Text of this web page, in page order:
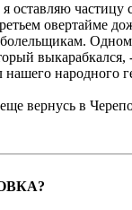
частицу
овертайме
народного
вернусь в